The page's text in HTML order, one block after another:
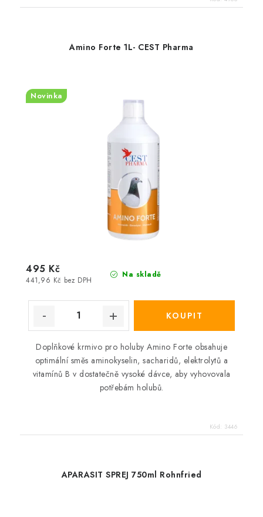
Amino Forte 1L- CEST Pharma
Novinka
Na skladě
441,96 Kč bez DPH
495 Kč
Doplňkové krmivo pro holuby Amino Forte obsahuje
optimální směs aminokyselin, sacharidů, elektrolytů a
vitamínů B v dostatečně vysoké dávce, aby vyhovovala
potřebám holubů.
Kód: 3446
APARASIT SPREJ 750ml Rohnfried